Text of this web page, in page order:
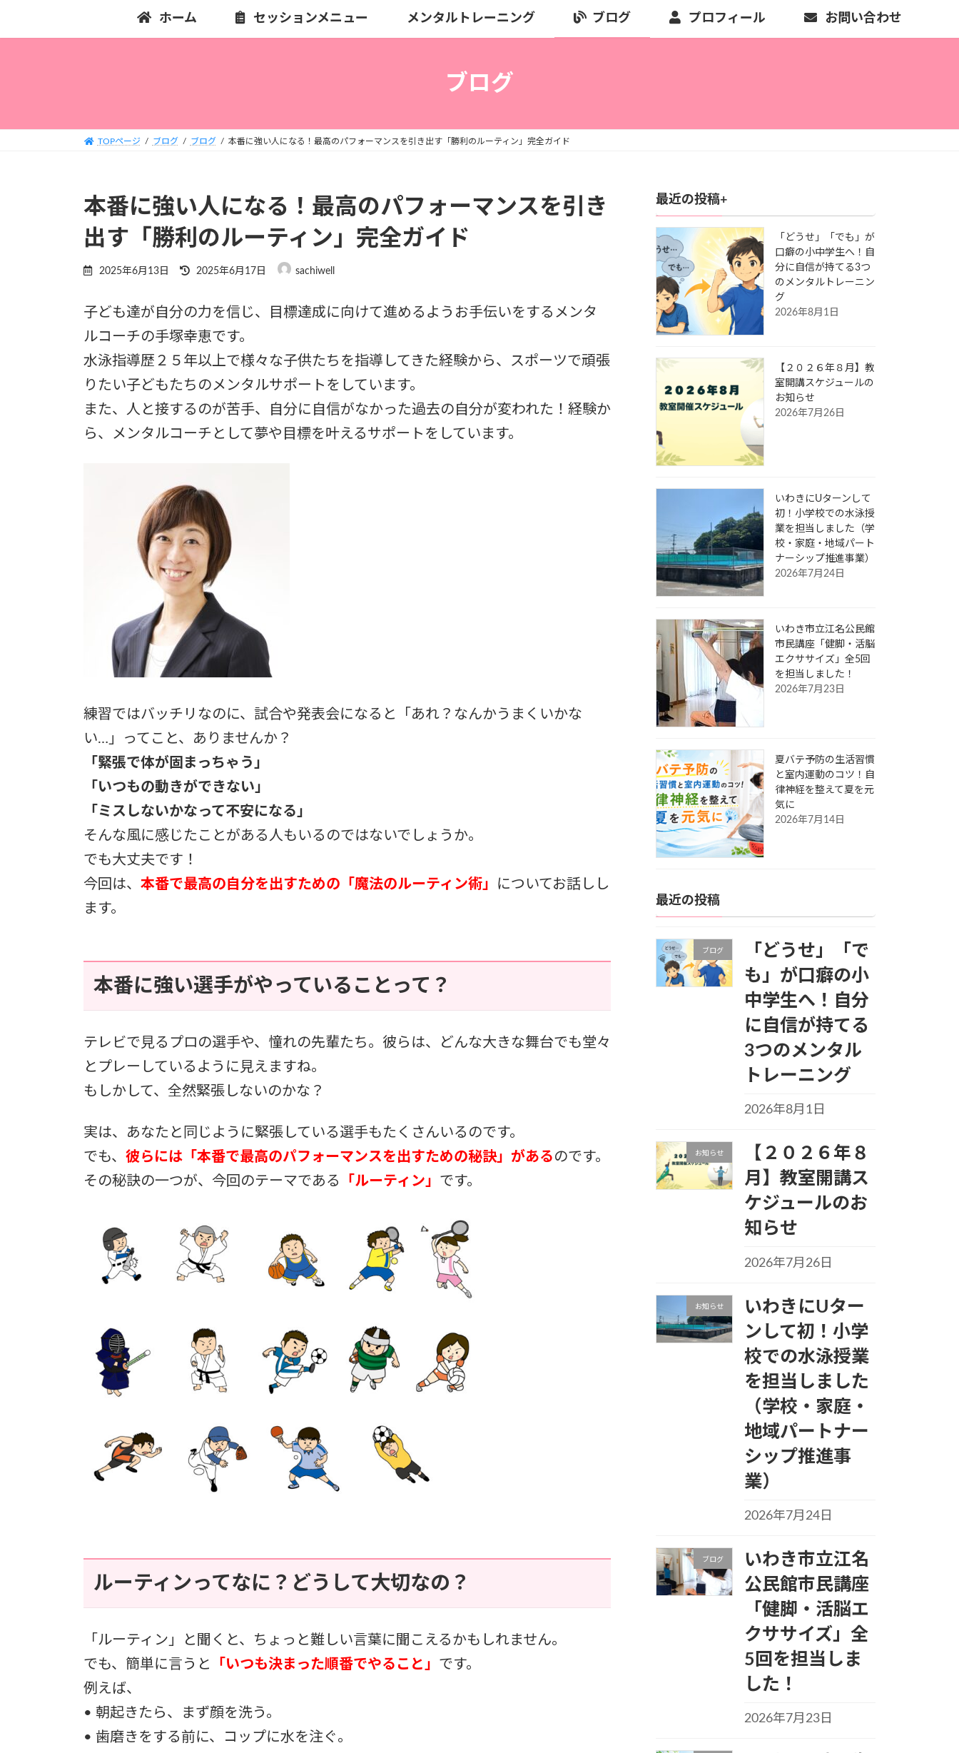
キ
に
ホーム セッションメニュー メンタルトレーニング ブログ プロフィール お問い合わせ
ブログ
TOPページ ブログ ブログ 本番に強い人になる！最高のパフォーマンスを引き出す「勝利のルーティン」完全ガイド
本番に強い人になる！最高のパフォーマンスを引き
出す「勝利のルーティン」完全ガイド
2025年6月13日
最
新
日
時
:
2025年6月17日 sachiwell
子ども達が自分の力を信じ、目標達成に向けて進めるようお手伝いをするメンタ
ルコーチの手塚幸恵です。
水泳指導歴２５年以上で様々な子供たちを指導してきた経験から、スポーツで頑張
りたい子どもたちのメンタルサポートをしています。
また、人と接するのが苦手、自分に自信がなかった過去の自分が変われた！経験か
ら、メンタルコーチとして夢や目標を叶えるサポートをしています。
練習ではバッチリなのに、試合や発表会になると「あれ？なんかうまくいかな
い…」ってこと、ありませんか？
「緊張で体が固まっちゃう」
「いつもの動きができない」
「ミスしないかなって不安になる」
そんな風に感じたことがある人もいるのではないでしょうか。
でも大丈夫です！
今回は、 本番で最高の自分を出すための「魔法のルーティン術」 についてお話しし
ます。
本番に強い選手がやっていることって？
テレビで見るプロの選手や、憧れの先輩たち。彼らは、どんな大きな舞台でも堂々
とプレーしているように見えますね。
もしかして、全然緊張しないのかな？
実は、あなたと同じように緊張している選手もたくさんいるのです。
でも、 彼らには「本番で最高のパフォーマンスを出すための秘訣」がある のです。
その秘訣の一つが、今回のテーマである
「ルーティン」 です。
ルーティンってなに？どうして大切なの？
「ルーティン」と聞くと、ちょっと難しい言葉に聞こえるかもしれません。
でも、簡単に言うと
「いつも決まった順番でやること」 です。
例えば、
• 朝起きたら、まず顔を洗う。
• 歯磨きをする前に、コップに水を注ぐ。
最近の投稿+
「どうせ」「でも」が
口癖の小中学生へ！自
分に自信が持てる3つ
のメンタルトレーニン
グ
2026年8月1日
【２０２６年８月】教
室開講スケジュールの
お知らせ
2026年7月26日
いわきにUターンして
初！小学校での水泳授
業を担当しました（学
校・家庭・地域パート
ナーシップ推進事業）
2026年7月24日
いわき市立江名公民館
市民講座「健脚・活脳
エクササイズ」全5回
を担当しました！
2026年7月23日
夏バテ予防の生活習慣
と室内運動のコツ！自
律神経を整えて夏を元
気に
2026年7月14日
最近の投稿
ブログ
「どうせ」「で
も」が口癖の小
中学生へ！自分
に自信が持てる
3つのメンタル
トレーニング
2026年8月1日
お知らせ
【２０２６年８
月】教室開講ス
ケジュールのお
知らせ
2026年7月26日
お知らせ
いわきにUター
ンして初！小学
校での水泳授業
を担当しました
（学校・家庭・
地域パートナー
シップ推進事
業）
2026年7月24日
ブログ
いわき市立江名
公民館市民講座
「健脚・活脳エ
クササイズ」全
5回を担当しま
した！
2026年7月23日